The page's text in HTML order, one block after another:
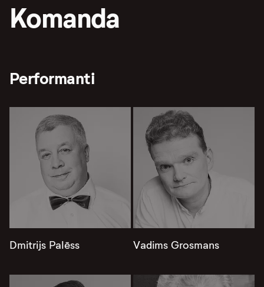
Komanda
Performanti
Dmitrijs Palēss Vadims Grosmans